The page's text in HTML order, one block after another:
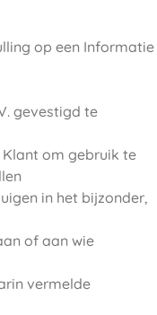
op een Informatie
gevestigd te
Klant om gebruik te
in het bijzonder,
of aan wie
vermelde